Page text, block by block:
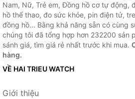
Nam, Nữ, Trẻ em, Đồng hồ cơ tự động,
hồ thể thao, đo sức khỏe, pin điện tử,
đồng hồ... Bằng khả năng sẵn có cùng
chúng tôi đã tổng hợp hơn 232200 sản
sánh giá, tìm giá rẻ nhất trước khi mua.
hàng.
VỀ HAI TRIEU WATCH
Giới thiệu